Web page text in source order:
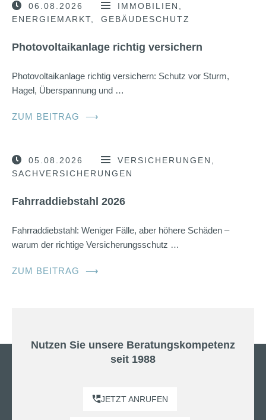
06.08.2026
IMMOBILIEN
ENERGIEMARKT
GEBÄUDESCHUTZ
Photovoltaikanlage richtig versichern
Photovoltaikanlage richtig versichern: Schutz vor Sturm,
Hagel, Überspannung und …
ZUM BEITRAG ⟶
05.08.2026
VERSICHERUNGEN
SACHVERSICHERUNGEN
Fahrraddiebstahl 2026
Fahrraddiebstahl: Weniger Fälle, aber höhere Schäden –
warum der richtige Versicherungsschutz …
ZUM BEITRAG ⟶
Nutzen Sie unsere Beratungskompetenz
seit 1988
JETZT ANRUFEN